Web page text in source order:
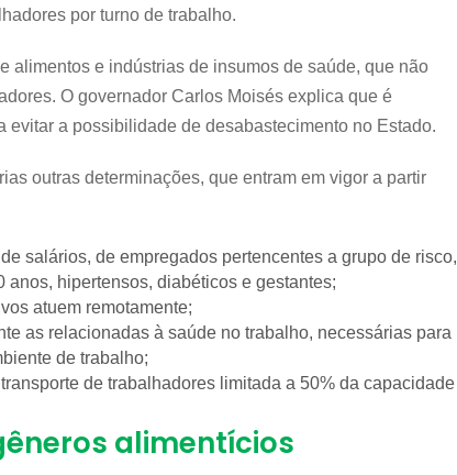
por turno de trabalho.
alimentos e indústrias de insumos de saúde, que não
O governador Carlos Moisés explica que é
evitar a possibilidade de desabastecimento no Estado.
outras determinações, que entram em vigor a partir
salários, de empregados pertencentes a grupo de risco,
hipertensos, diabéticos e gestantes;
atuem remotamente;
as relacionadas à saúde no trabalho, necessárias para
de trabalho;
de trabalhadores limitada a 50% da capacidade
alimentícios